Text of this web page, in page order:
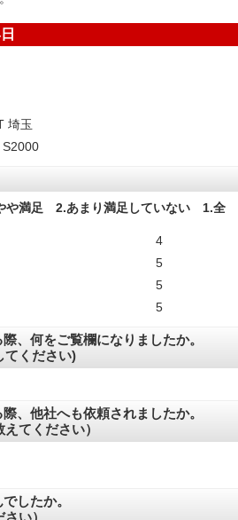
埼玉
S2000
満足 2.あまり満足していない 1.全
4
5
5
5
、何をご覧欄になりましたか。
てください)
、他社へも依頼されましたか。
てください）
したか。
い）